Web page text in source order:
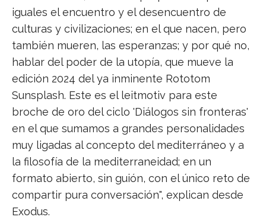
iguales el encuentro y el desencuentro de
culturas y civilizaciones; en el que nacen, pero
también mueren, las esperanzas; y por qué no,
hablar del poder de la utopía, que mueve la
edición 2024 del ya inminente Rototom
Sunsplash. Este es el leitmotiv para este
broche de oro del ciclo 'Diálogos sin fronteras'
en el que sumamos a grandes personalidades
muy ligadas al concepto del mediterráneo y a
la filosofía de la mediterraneidad; en un
formato abierto, sin guión, con el único reto de
compartir pura conversación", explican desde
Exodus.